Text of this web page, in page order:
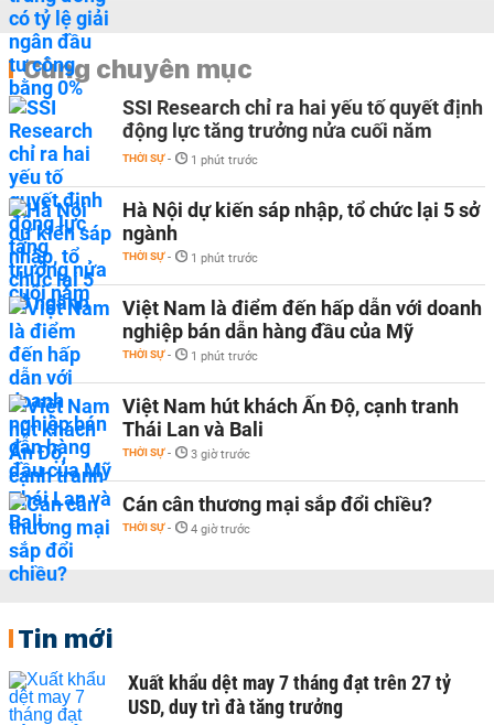
Cùng chuyên mục
SSI Research chỉ ra hai yếu tố quyết định
động lực tăng trưởng nửa cuối năm
THỜI SỰ - 1 phút trước
Hà Nội dự kiến sáp nhập, tổ chức lại 5 sở
ngành
THỜI SỰ - 1 phút trước
Việt Nam là điểm đến hấp dẫn với doanh
nghiệp bán dẫn hàng đầu của Mỹ
THỜI SỰ - 1 phút trước
Việt Nam hút khách Ấn Độ, cạnh tranh
Thái Lan và Bali
THỜI SỰ - 3 giờ trước
Cán cân thương mại sắp đổi chiều?
THỜI SỰ - 4 giờ trước
Tin mới
Xuất khẩu dệt may 7 tháng đạt trên 27 tỷ
USD, duy trì đà tăng trưởng